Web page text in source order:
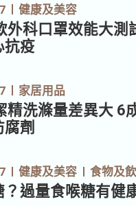
健康及美容
外科口罩效能大測
抗疫
家居用品
精洗滌量差異大 6
劑
健康及美容 食物及
？過量食喉糖有健